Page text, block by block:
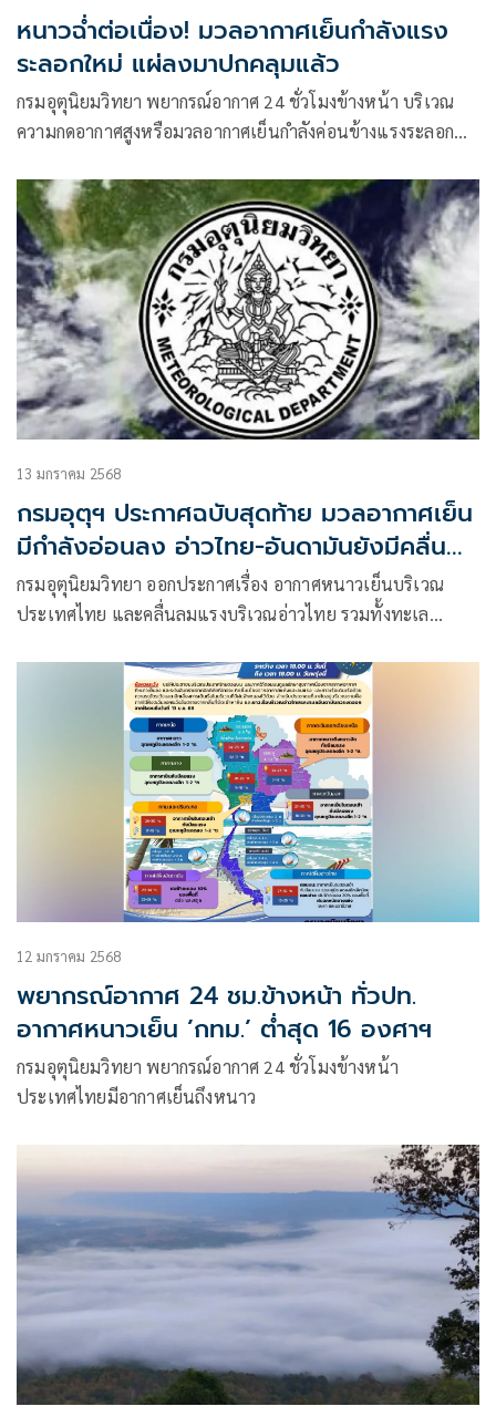
หนาวฉ่ำต่อเนื่อง! มวลอากาศเย็นกำลังแรง
ระลอกใหม่ แผ่ลงมาปกคลุมแล้ว
กรมอุตุนิยมวิทยา พยากรณ์อากาศ 24 ชั่วโมงข้างหน้า บริเวณ
ความกดอากาศสูงหรือมวลอากาศเย็นกำลังค่อนข้างแรงระลอก
บนแล้
13 มกราคม 2568
กรมอุตุฯ ประกาศฉบับสุดท้าย มวลอากาศเย็น
มีกำลังอ่อนลง อ่าวไทย-อันดามันยังมีคลื่นลม
แรง
กรมอุตุนิยมวิทยา ออกประกาศเรื่อง อากาศหนาวเย็นบริเวณ
ประเทศไทย และคลื่นลมแรงบริเวณอ่าวไทย รวมทั้งทะเล
12 มกราคม 2568
พยากรณ์อากาศ 24 ชม.ข้างหน้า ทั่วปท.
อากาศหนาวเย็น ’กทม.’ ต่ำสุด 16 องศาฯ
กรมอุตุนิยมวิทยา พยากรณ์อากาศ 24 ชั่วโมงข้างหน้า
ประเทศไทยมีอากาศเย็นถึงหนาว